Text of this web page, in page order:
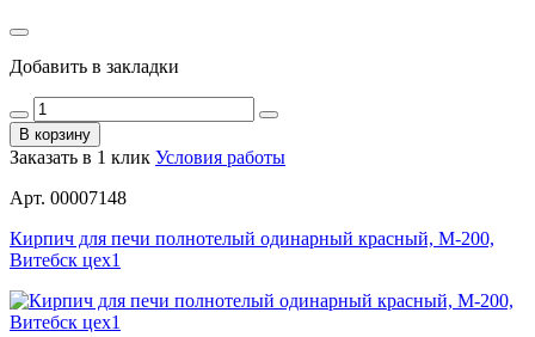
Добавить в закладки
В корзину
Заказать в 1 клик Условия работы
Арт. 00007148
Кирпич для печи полнотелый одинарный красный, М-200,
Витебск цех1